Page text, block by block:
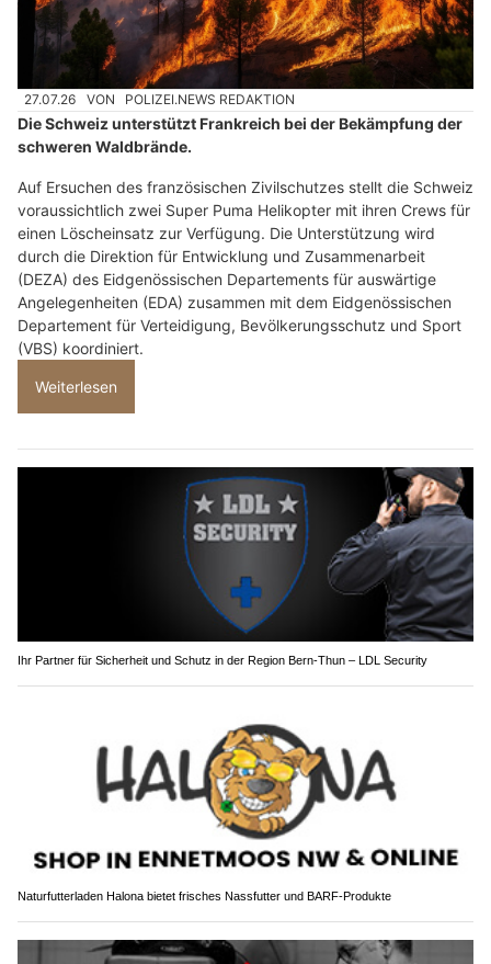
27.07.26 VON POLIZEI.NEWS REDAKTION
Die Schweiz unterstützt Frankreich bei der Bekämpfung der
schweren Waldbrände.
Auf Ersuchen des französischen Zivilschutzes stellt die Schweiz
voraussichtlich zwei Super Puma Helikopter mit ihren Crews für
einen Löscheinsatz zur Verfügung. Die Unterstützung wird
durch die Direktion für Entwicklung und Zusammenarbeit
(DEZA) des Eidgenössischen Departements für auswärtige
Angelegenheiten (EDA) zusammen mit dem Eidgenössischen
Departement für Verteidigung, Bevölkerungsschutz und Sport
(VBS) koordiniert.
Weiterlesen
Ihr Partner für Sicherheit und Schutz in der Region Bern-Thun – LDL Security
Naturfutterladen Halona bietet frisches Nassfutter und BARF-Produkte